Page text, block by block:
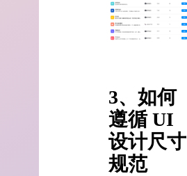
3、如何
遵循 UI
设计尺寸
规范